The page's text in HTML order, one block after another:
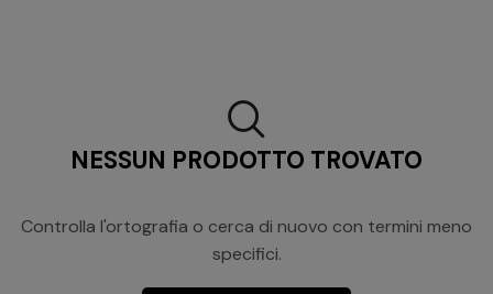
NESSUN PRODOTTO TROVATO
Controlla l'ortografia o cerca di nuovo con termini meno
specifici.